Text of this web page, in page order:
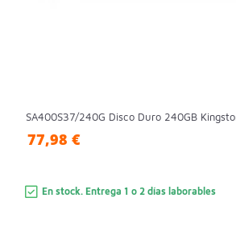
SA400S37/240G Disco Duro 240GB
77,98 €
En stock. Entrega 1 o 2 días laborables